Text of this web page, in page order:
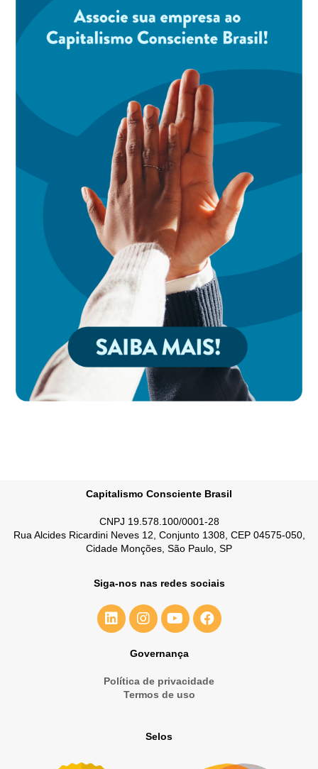
Capitalismo Consciente Brasil
CNPJ 19.578.100/0001-28
Rua Alcides Ricardini Neves 12, Conjunto 1308, CEP 04575-050,
Cidade Monções, São Paulo, SP
Siga-nos nas redes sociais
Governança
Política de privacidade
Termos de uso
Selos